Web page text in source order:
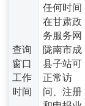
查询
窗口
工作
时间
任何时间
在甘肃政
务服务网
陇南市成
县子站可
正常访
问、注册